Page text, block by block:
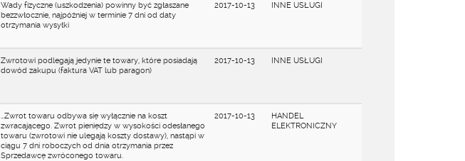
Wady fizyczne (uszkodzenia) powinny być zgłaszane
bezzwłocznie, najpóźniej w terminie 7 dni od daty
otrzymania wysyłki
2017-10-13 INNE USŁUGI
Zwrotowi podlegają jedynie te towary, które posiadają
dowód zakupu (faktura VAT lub paragon)
2017-10-13 INNE USŁUGI
…Zwrot towaru odbywa się wyłącznie na koszt
zwracającego. Zwrot pieniędzy w wysokości odesłanego
towaru (zwrotowi nie ulegają koszty dostawy), nastąpi w
ciągu 7 dni roboczych od dnia otrzymania przez
Sprzedawcę zwróconego towaru.
2017-10-13
HANDEL
ELEKTRONICZNY